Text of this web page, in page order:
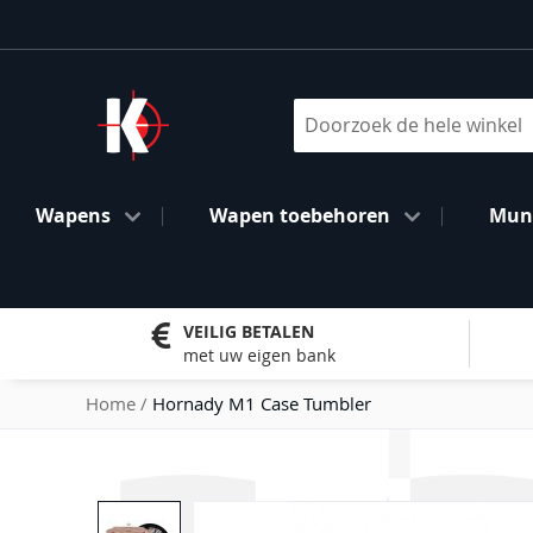
naar
inhoud
Wapens Wapen toebehoren
VEILIG BETALEN
met uw eigen bank
Home Hornady M1 Case Tumbler